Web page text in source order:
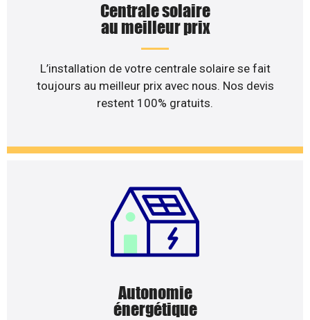
Centrale solaire
au meilleur prix
L’installation de votre centrale solaire se fait
toujours au meilleur prix avec nous. Nos devis
restent 100% gratuits.
Autonomie
énergétique